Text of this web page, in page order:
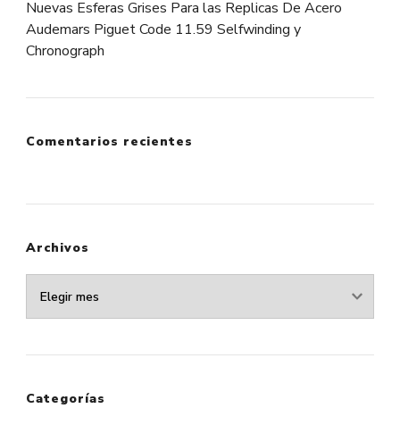
Nuevas Esferas Grises Para las Replicas De Acero
Audemars Piguet Code 11.59 Selfwinding y
Chronograph
Comentarios recientes
Archivos
Archivos
Categorías